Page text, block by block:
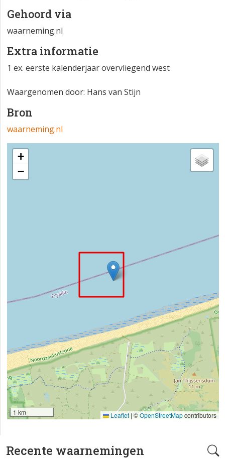
Recente waarnemingen
Gehoord via
waarneming.nl
Extra informatie
1 ex. eerste kalenderjaar overvliegend west
Waargenomen door: Hans van Stijn
Bron
waarneming.nl
+
−
1 km Leaflet |©OpenStreetMapcontributors